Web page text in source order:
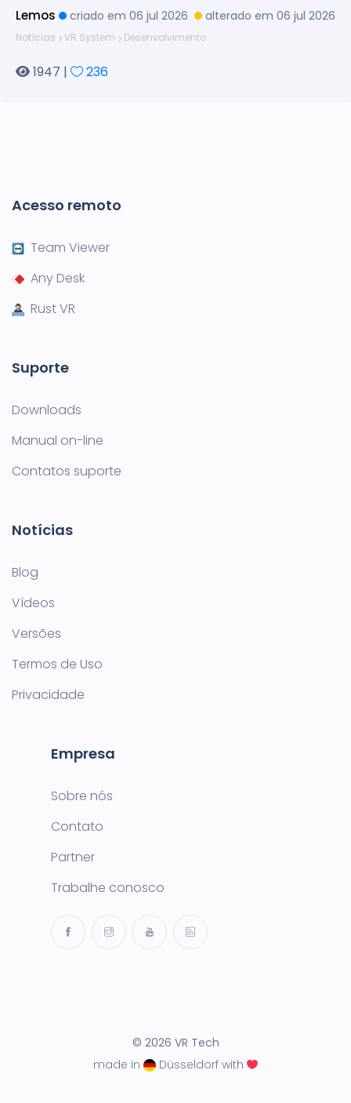
Lemos criado em 06 jul 2026 alterado em 06 jul 2026
Notícias VR System Desenvolvimento
1947 | 236
Acesso remoto
Team Viewer
Any Desk
Rust VR
Suporte
Downloads
Manual on-line
Contatos suporte
Notícias
Blog
Vídeos
Versões
Termos de Uso
Privacidade
Empresa
Sobre nós
Contato
Partner
Trabalhe conosco
© 2026 VR Tech
made in
Düsseldorf with